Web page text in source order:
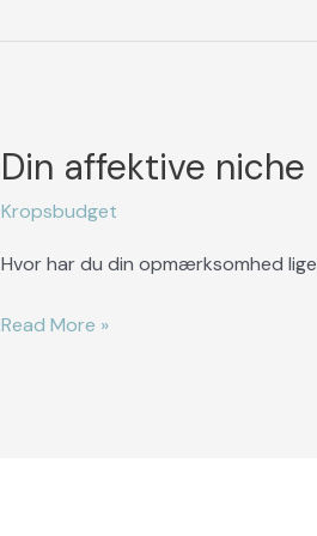
Din affektive niche
Kropsbudget
Hvor har du din opmærksomhed
Din
niche
Read More »